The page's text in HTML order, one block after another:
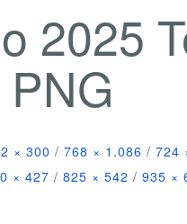
2025
× 300 / 768 × 1.086 / 724
× 427 / 825 × 542 / 935 ×